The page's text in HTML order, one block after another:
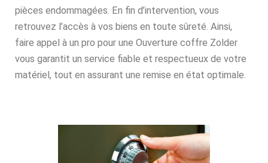
pièces endommagées. En fin d’intervention, vous
retrouvez l’accès à vos biens en toute sûreté. Ainsi,
faire appel à un pro pour une Ouverture coffre Zolder
vous garantit un service fiable et respectueux de votre
matériel, tout en assurant une remise en état optimale.